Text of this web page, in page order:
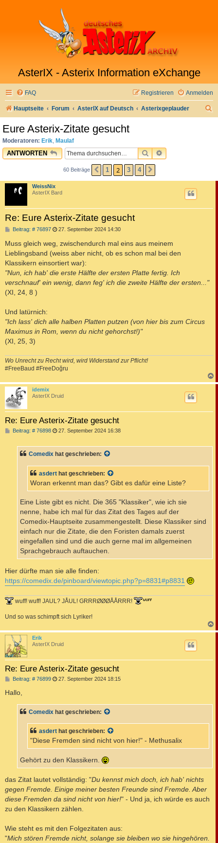
AsterIX - Asterix Information eXchange
FAQ Anmelden
Registrieren
Hauptseite Forum AsterIX auf Deutsch Asterixgeplauder
Eure Asterix-Zitate gesucht
Moderatoren: Erik, Maulaf
ANTWORTEN SUCHEERWEITERTE
60 Beiträge VORHERIGE
1 2 3 4
WeissNix
AsterIX Bard
Re: Eure Asterix-Zitate gesucht
Beitrag: # 76897B
i
t
r
g
27. September 2024 14:30
Muss gleich weg, zwischendurch mal eins aus meinem
Lieblingsband (weiss aber nicht, ob es schon mal bei den
Klassikern einsortiert war):
"Nun, ich hab' die erste Hälfte der ersten Platte fertig. Ich
verschnauf' ein wenig, dann feg' ich die zweite Hälfte der ersten..."
(XI, 24, 8 )
Und latürnich:
"Ich lass' dich alle halben Platten putzen (von hier bis zum Circus
Maximus in Rom, wenn du nicht gehorchst!)"
(XI, 25, 3)
Wo Unrecht zu Recht wird, wird Widerstand zur Pflicht!
#FreeBaud #FreeDoğru
a
idemix
AsterIX Druid
Re: Eure Asterix-Zitate gesucht
Beitrag: # 76898B
r
g
27. September 2024 16:38
Comedix hat geschrieben:
asdert hat geschrieben:
Woran erkennt man das? Gibt es dafür eine Liste?
Eine Liste gibt es nicht. Die 365 "Klassiker", wie ich sie
nenne, habe ich mal für das Zitat des Tages auf der
Comedix-Hauptseite zusammengestellt. Diese Klassiker sind
einfach nur die Zitate, die den Foristen damals zuerst
eingefallen sind und die auch gerne mal im allgemeinen
Sprachgebrauch auftauchen.
Hier dürfte man sie alle finden:
https://comedix.de/pinboard/viewtopic.php?p=8831#p8831
wuff! wuff! JAUL? JÅUL! GRRRØØØÅÅRRR!
Und so was schimpft sich Lyriker!
a
Erik
AsterIX Druid
Re: Eure Asterix-Zitate gesucht
Beitrag: # 76899B
r
a
27. September 2024 18:15
Hallo,
Comedix hat geschrieben:
asdert hat geschrieben:
"Diese Fremden sind nicht von hier!" - Methusalix
Gehört zu den Klassikern.
das Zitat lautet vollständig: "Du kennst mich doch, ich hab' nichts
gegen Fremde. Einige meiner besten Freunde sind Fremde. Aber
diese Fremden da sind nicht von hier!" - Und ja, ich würde es auch
zu den Klassikern zählen.
Wie steht es mit den Folgezitaten aus:
"Mich stören Fremde nicht, solange sie bleiben wo sie hingehören.